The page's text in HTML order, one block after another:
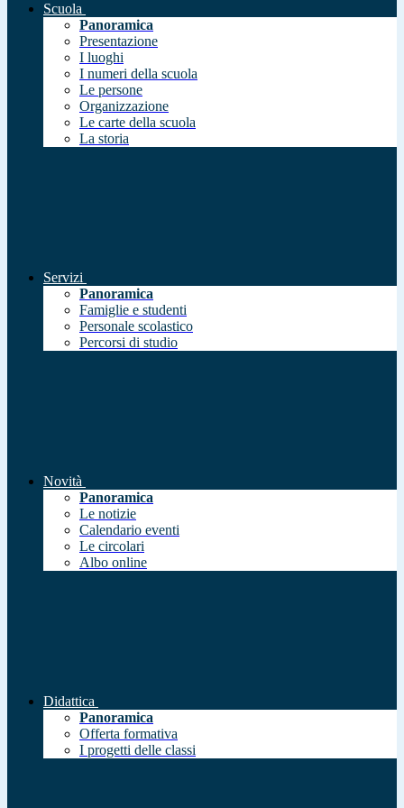
Scuola
Panoramica
Presentazione
I luoghi
I numeri della scuola
Le persone
Organizzazione
Le carte della scuola
La storia
Servizi
Panoramica
Famiglie e studenti
Personale scolastico
Percorsi di studio
Novità
Panoramica
Le notizie
Calendario eventi
Le circolari
Albo online
Didattica
Panoramica
Offerta formativa
I progetti delle classi